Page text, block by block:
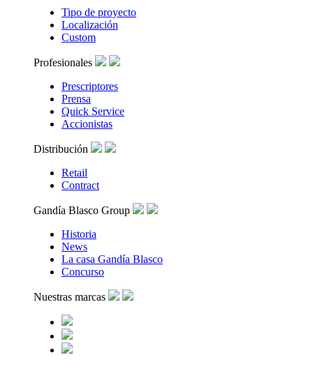
Tipo de proyecto
Localización
Custom
Profesionales
Prescriptores
Prensa
Quick Service
Accionistas
Distribución
Retail
Contract
Gandía Blasco Group
Historia
News
La casa Gandía Blasco
Concurso
Nuestras marcas